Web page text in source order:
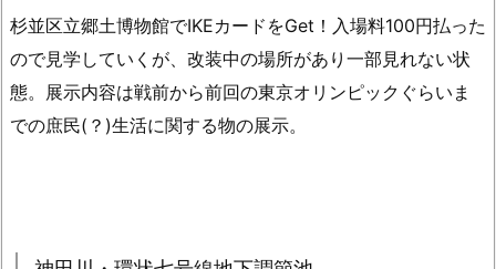
杉並区立郷土博物館でIKEカードをGet！入場料100円払った
ので見学していくが、改装中の場所があり一部見れない状
態。展示内容は戦前から前回の東京オリンピックぐらいま
での庶民(？)生活に関する物の展示。